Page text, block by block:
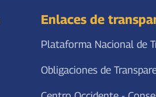
Enlaces de
Plataforma Nacional de
Obligaciones de